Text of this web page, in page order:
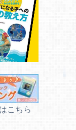
こちら